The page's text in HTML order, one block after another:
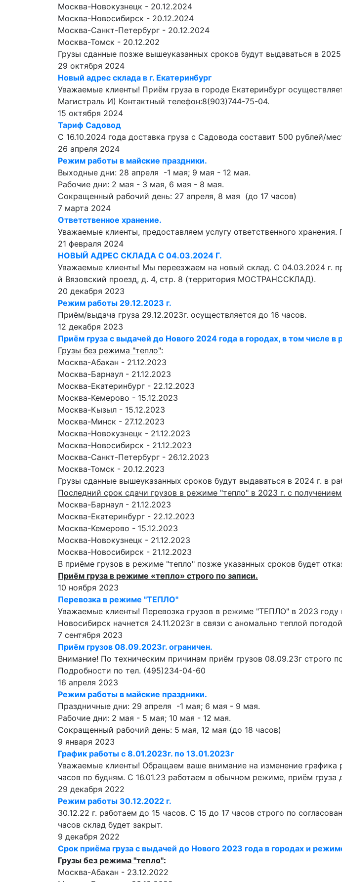
Москва-Новокузнецк - 20.12.2024
Москва-Новосибирск - 20.12.2024
Москва-Санкт-Петербург - 20.12.2024
Москва-Томск - 20.12.202
Грузы сданные позже вышеуказанных сроков будут выдаваться в 2025
29 октября 2024
Новый адрес склада в г. Екатеринбург
Уважаемые клиенты! Приём груза в городе Екатеринбург
Магистраль И) Контактный телефон:8(903)744-75-04.
15 октября 2024
Тариф Садовод
С 16.10.2024 года доставка груза с Садовода составит 500 рублей/
26 апреля 2024
Режим работы в майские праздники.
Выходные дни: 28 апреля -1 мая; 9 мая - 12 мая.
Рабочие дни: 2 мая - 3 мая, 6 мая - 8 мая.
Сокращенный рабочий день: 27 апреля, 8 мая (до 17 часов)
7 марта 2024
Ответственное хранение.
Уважаемые клиенты, предоставляем услугу ответственного
21 февраля 2024
НОВЫЙ АДРЕС СКЛАДА С 04.03.2024 Г.
Уважаемые клиенты! Мы переезжаем на новый склад. С 04.03.2024 г.
й Вязовский проезд, д. 4, стр. 8 (территория МОСТРАНССКЛАД).
20 декабря 2023
Режим работы 29.12.2023 г.
Приём/выдача груза 29.12.2023г. осуществляется до 16 часов.
12 декабря 2023
Приём груза с выдачей до Нового 2024 года в городах, в том числе в
Грузы без режима "тепло":
Москва-Абакан - 21.12.2023
Москва-Барнаул - 21.12.2023
Москва-Екатеринбург - 22.12.2023
Москва-Кемерово - 15.12.2023
Москва-Кызыл - 15.12.2023
Москва-Минск - 27.12.2023
Москва-Новокузнецк - 21.12.2023
Москва-Новосибирск - 21.12.2023
Москва-Санкт-Петербург - 26.12.2023
Москва-Томск - 20.12.2023
Грузы сданные вышеуказанных сроков будут выдаваться в 2024 г. в
Последний срок сдачи грузов в режиме "тепло" в 2023 г. с получением
Москва-Барнаул - 21.12.2023
Москва-Екатеринбург - 22.12.2023
Москва-Кемерово - 15.12.2023
Москва-Новокузнецк - 21.12.2023
Москва-Новосибирск - 21.12.2023
В приёме грузов в режиме "тепло" позже указанных сроков будет
Приём груза в режиме «тепло» строго по записи.
10 ноября 2023
Перевозка в режиме "ТЕПЛО"
Уважаемые клиенты! Перевозка грузов в режиме "ТЕПЛО" в 2023 году
Новосибирск начнется 24.11.2023г в связи с аномально теплой
7 сентября 2023
Приём грузов 08.09.2023г. ограничен.
Внимание! По техническим причинам приём грузов 08.09.23г строго
Подробности по тел. (495)234-04-60
16 апреля 2023
Режим работы в майские праздники.
Праздничные дни: 29 апреля -1 мая; 6 мая - 9 мая.
Рабочие дни: 2 мая - 5 мая; 10 мая - 12 мая.
Сокращенный рабочий день: 5 мая, 12 мая (до 18 часов)
9 января 2023
График работы с 8.01.2023г. по 13.01.2023г
Уважаемые клиенты! Обращаем ваше внимание на изменение графика
часов по будням. С 16.01.23 работаем в обычном режиме, приём груза
29 декабря 2022
Режим работы 30.12.2022 г.
30.12.22 г. работаем до 15 часов. С 15 до 17 часов строго по
часов склад будет закрыт.
9 декабря 2022
Срок приёма груза с выдачей до Нового 2023 года в городах и
Грузы без режима "тепло":
Москва-Абакан - 23.12.2022